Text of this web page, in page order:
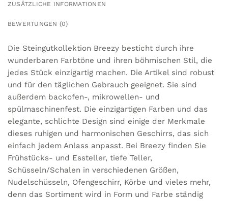
ZUSÄTZLICHE INFORMATIONEN
BEWERTUNGEN (0)
Die Steingutkollektion Breezy besticht durch ihre
wunderbaren Farbtöne und ihren böhmischen Stil, die
jedes Stück einzigartig machen. Die Artikel sind robust
und für den täglichen Gebrauch geeignet. Sie sind
außerdem backofen-, mikrowellen- und
spülmaschinenfest. Die einzigartigen Farben und das
elegante, schlichte Design sind einige der Merkmale
dieses ruhigen und harmonischen Geschirrs, das sich
einfach jedem Anlass anpasst. Bei Breezy finden Sie
Frühstücks- und Essteller, tiefe Teller,
Schüsseln/Schalen in verschiedenen Größen,
Nudelschüsseln, Ofengeschirr, Körbe und vieles mehr,
denn das Sortiment wird in Form und Farbe ständig